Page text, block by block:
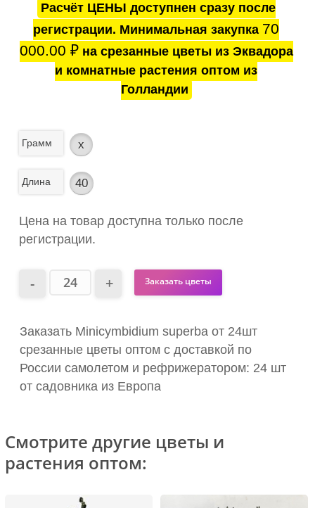
Расчёт ЦЕНЫ доступнен сразу после
регистрации. Минимальная закупка 70
000.00 ₽на срезанные цветы из Эквадора
и комнатные растения оптом из
Голландии
Грамм x
Длина 40
Цена на товар доступна только после
регистрации.
Заказать цветы
Заказать Minicymbidium superba от 24шт
срезанные цветы оптом с доставкой по
России самолетом и рефрижератором: 24 шт
от садовника из Европа
Смотрите другие цветы и
растения оптом: